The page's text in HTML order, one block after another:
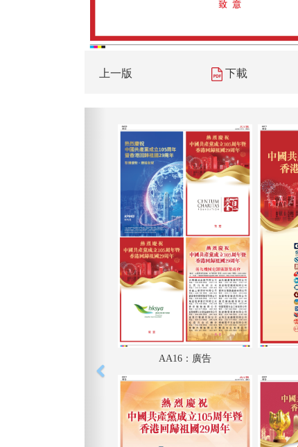
上一版 下載
AA16：廣告